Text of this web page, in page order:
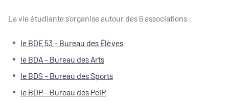
La vie étudiante s’organise autour des 6 associations :
le BDE 53 - Bureau des Élèves
le BDA - Bureau des Arts
le BDS - Bureau des Sports
le BDP - Bureau des PeiP